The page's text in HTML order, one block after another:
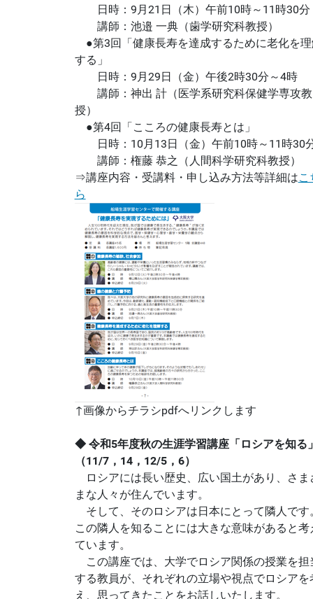
日時：9月21日（木）午前10時～11時30分
講師：池邉 一典（歯学研究科教授）
●第3回「健康長寿を達成するために老化を
する」
日時：9月29日（金）午後2時30分～4時
講師：神出 計（医学系研究科保健学専攻教
授）
●第4回「こころの健康長寿とは」
日時：10月13日（金）午前10時～11時30
講師：権藤 恭之（人間科学研究科教授）
⇒講座内容・受講料・申し込み方法等詳細はこ
ら
↑画像からチラシpdfへリンクします
◆ 令和5年度秋の生涯学習講座「ロシアを知る
（11/7，14，12/5，6）
ロシアには長い歴史、広い国土があり、さま
まな人々が住んでいます。
そして、そのロシアは日本にとって隣人です
この隣人を知ることには大きな意味があると考
ています。
この講座では、大学でロシア関係の授業を担
する教員が、それぞれの立場や視点でロシアを
え、思ってきたことをお話しいたします。